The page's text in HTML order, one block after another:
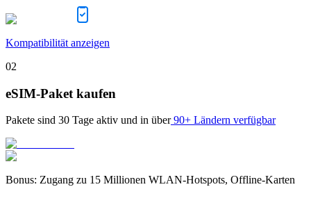
Kompatibilität anzeigen
02
eSIM-Paket kaufen
Pakete sind 30 Tage aktiv und in über 90+ Ländern verfügbar
Bonus: Zugang zu 15 Millionen WLAN-Hotspots, Offline-Karten